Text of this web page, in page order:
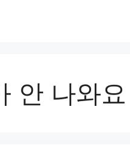
안 나와요